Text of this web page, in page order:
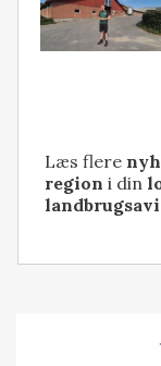
Læs flere
region i din